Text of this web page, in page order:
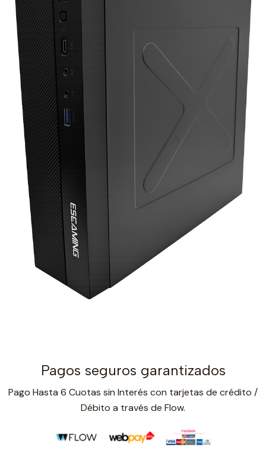
Pagos seguros garantizados
Pago Hasta 6 Cuotas sin Interés con tarjetas de crédito /
Débito a través de Flow.